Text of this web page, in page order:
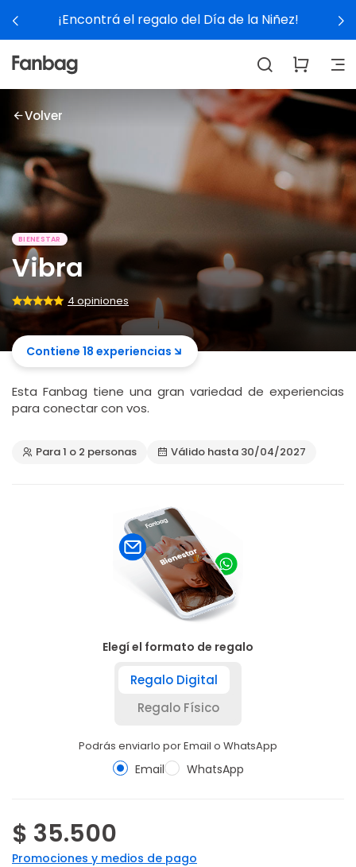
¡Encontrá el regalo del Día de la Niñez!
Volver
BIENESTAR
Vibra
4 opiniones
Contiene 18 experiencias
Esta Fanbag tiene una gran variedad de experiencias
para conectar con vos.
Para 1 o 2 personas Válido hasta 30/04/2027
Elegí el formato de regalo
Regalo Digital
Regalo Físico
Podrás enviarlo por Email o WhatsApp
Email WhatsApp
$ 35.500
Promociones y medios de pago